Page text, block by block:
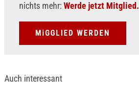
nichts mehr: Werde jetzt Mitglied.
MiGGLIED WERDEN
Auch interessant